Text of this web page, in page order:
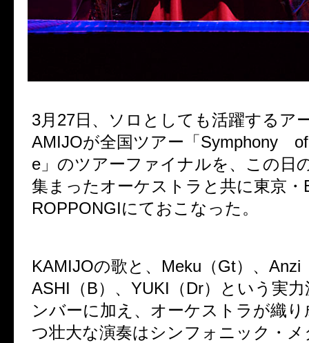
3月27日、ソロとしても活躍するア
AMIJOが全国ツアー「Symphony of
e」のツアーファイナルを、この日
集まったオーケストラと共に東京・
ROPPONGIにておこなった。
KAMIJOの歌と、 Meku（Gt）、Anzi
ASHI（B）、YUKI（Dr）という実
ンバーに加え、オーケストラが織
つ壮大な演奏はシンフォニック・